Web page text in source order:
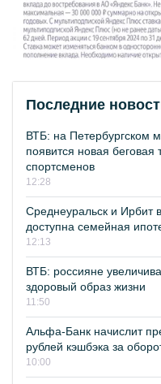
Последние
ВТБ: на Петербургском
появится новая
спортсменов
12:28
Среднеуральск и Ирбит
доступна семейная
12:13
ВТБ: россияне
здоровый образ жизни
11:50
Альфа-Банк начислит
рублей кэшбэка за
10:00